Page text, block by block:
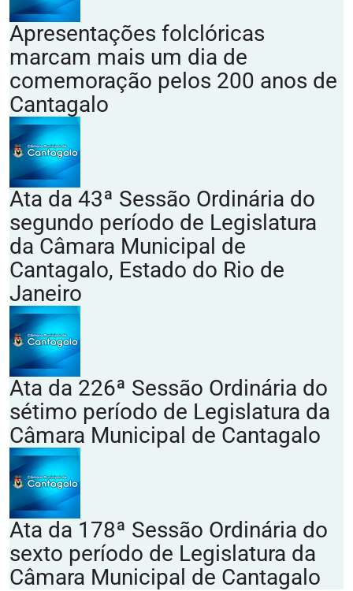
Apresentações folclóricas
marcam mais um dia de
comemoração pelos 200 anos de
Cantagalo
Ata da 43ª Sessão Ordinária do
segundo período de Legislatura
da Câmara Municipal de
Cantagalo, Estado do Rio de
Janeiro
Ata da 226ª Sessão Ordinária do
sétimo período de Legislatura da
Câmara Municipal de Cantagalo
Ata da 178ª Sessão Ordinária do
sexto período de Legislatura da
Câmara Municipal de Cantagalo